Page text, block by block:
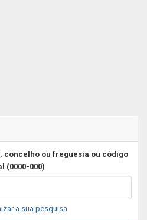
ou freguesia ou código
(0000-000)
a sua pesquisa